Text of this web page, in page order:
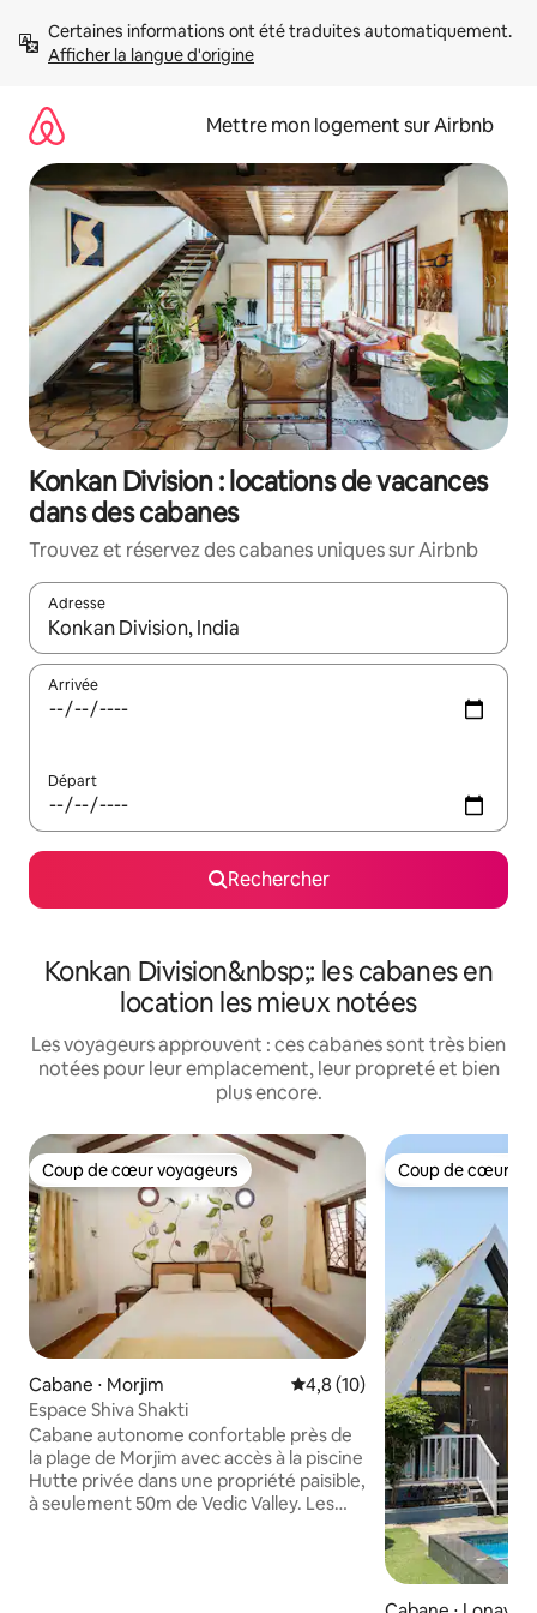
directement
Afficher la langue d'origine
Mettre mon logement sur Airbnb
Konkan Division : locations de vacances
dans des cabanes
Trouvez et réservez des cabanes uniques sur Airbnb
Adresse
Lorsque les résultats s'affichent, utilisez les flèches vers le
Arrivée
Départ
Rechercher
Konkan Division&nbsp;: les cabanes en
location les mieux notées
Les voyageurs approuvent : ces cabanes sont très bien
notées pour leur emplacement, leur propreté et bien
plus encore.
Coup de cœur voyageurs
Coup de cœur voyageurs
Cabane ⋅ Morjim Évaluation moyenne sur la
4,8 (10)
Espace Shiva Shakti
Cabane autonome confortable près de
la plage de Morjim avec accès à la piscine
Hutte privée dans une propriété paisible,
à seulement 50m de Vedic Valley. Les
Coup de cœur
Coup de cœur